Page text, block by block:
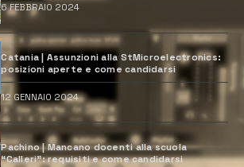
6 FEBBRAIO 2024
Catania | Assunzioni alla StMicroelectronics:
posizioni aperte e come candidarsi
12 GENNAIO 2024
Pachino | Mancano docenti alla scuola
“Calleri”: requisiti e come candidarsi